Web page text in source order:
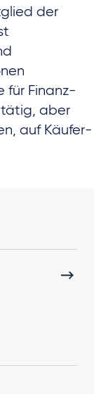
der
für Finanz-
tätig, aber
auf Käufer-